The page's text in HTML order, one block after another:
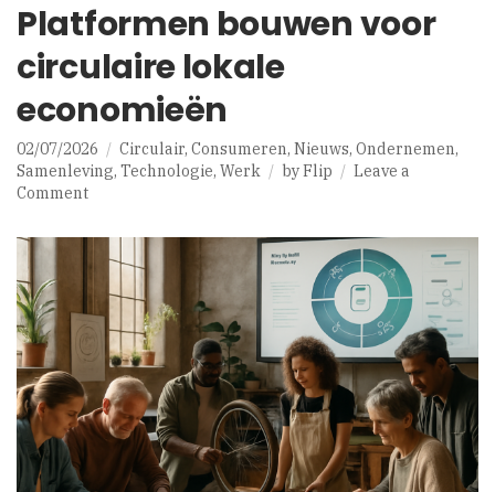
Platformen bouwen voor
circulaire lokale
economieën
02/07/2026 Circulair, Consumeren, Nieuws, Ondernemen,
Samenleving, Technologie, Werk byFlip
Leave a
Commenton
bouwen
voor
lokale
economieën